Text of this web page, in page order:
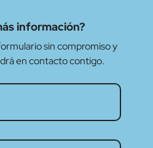
información?
sin compromiso y
en contacto contigo.